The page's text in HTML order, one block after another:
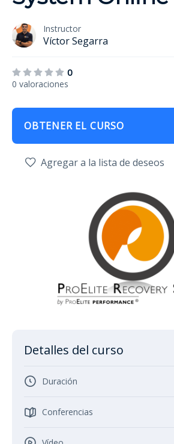
Instructor
Víctor Segarra
0
0 valoraciones
OBTENER EL CURSO
Agregar a la lista de deseos
Detalles del curso
Duración
Conferencias